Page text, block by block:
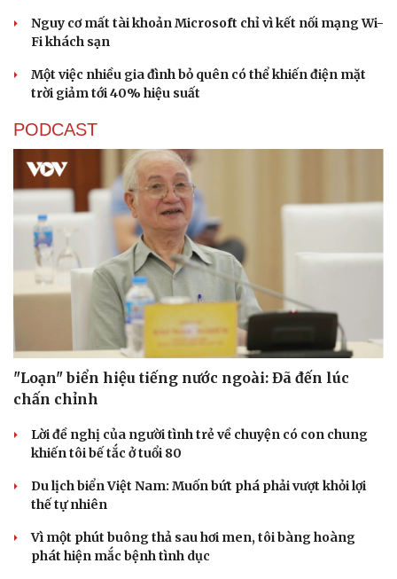
Sức khỏe
Dinh dưỡng - món ngon
Cây thuốc
Sản phụ khoa
Nhi khoa
Nam khoa
Làm đẹp - giảm cân
Phòng mạch online
Ăn sạch sống khỏe
Nhà đẹp
Blog
Nguy cơ mất tài khoản Microsoft chỉ vì kết nối mạng Wi-
Fi khách sạn
Một việc nhiều gia đình bỏ quên có thể khiến điện mặt
trời giảm tới 40% hiệu suất
PODCAST
"Loạn" biển hiệu tiếng nước ngoài: Đã đến lúc
chấn chỉnh
Lời đề nghị của người tình trẻ về chuyện có con chung
khiến tôi bế tắc ở tuổi 80
Du lịch biển Việt Nam: Muốn bứt phá phải vượt khỏi lợi
thế tự nhiên
Vì một phút buông thả sau hơi men, tôi bàng hoàng
phát hiện mắc bệnh tình dục